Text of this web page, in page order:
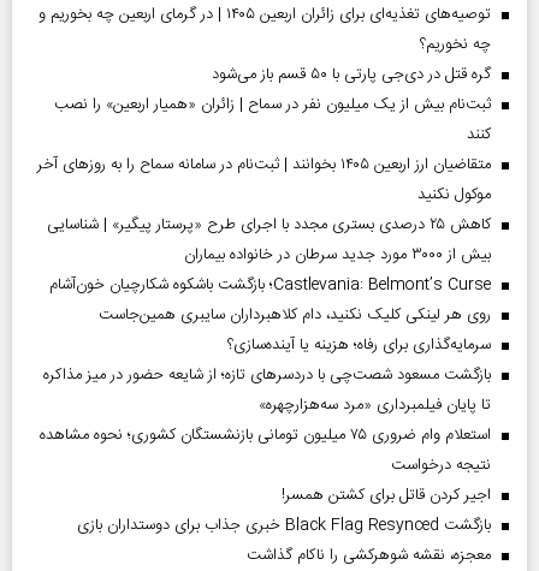
توصیه‌های تغذیه‌ای برای زائران اربعین ۱۴۰۵ | در گرمای اربعین چه بخوریم و
چه نخوریم؟
گره قتل در دی‌جی پارتی با ۵۰ قسم باز می‌شود
ثبت‌نام بیش از یک میلیون نفر در سماح | زائران «همیار اربعین» را نصب
کنند
متقاضیان ارز اربعین ۱۴۰۵ بخوانند | ثبت‌نام در سامانه سماح را به روز‌های آخر
موکول نکنید
کاهش ۲۵ درصدی بستری مجدد با اجرای طرح «پرستار پیگیر» | شناسایی
بیش از ۳۰۰۰ مورد جدید سرطان در خانواده بیماران
Castlevania: Belmont’s Curse؛ بازگشت باشکوه شکارچیان خون‌آشام
روی هر لینکی کلیک نکنید، دام کلاهبرداران سایبری همین‌جاست
سرمایه‌گذاری برای رفاه؛ هزینه یا آینده‌سازی؟
بازگشت مسعود شصت‌چی با دردسر‌های تازه؛ از شایعه حضور در میز مذاکره
تا پایان فیلمبرداری «مرد سه‌هزارچهره»
استعلام وام ضروری ۷۵ میلیون تومانی بازنشستگان کشوری؛ نحوه مشاهده
نتیجه درخواست
اجیر کردن قاتل برای کشتن همسر!
بازگشت Black Flag Resynced خبری جذاب برای دوستداران بازی
معجزه، نقشه شوهرکشی را ناکام گذاشت